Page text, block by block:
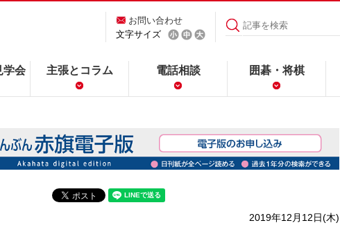
お問い合わせ
文字サイズ
学会 主張とコラム 電話相談 囲碁・将棋
2019年12月12日(木)